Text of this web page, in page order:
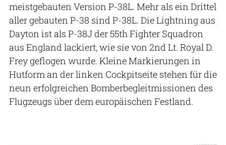
meistgebauten Version P-38L. Mehr als ein Drittel
aller gebauten P-38 sind P-38L. Die Lightning aus
Dayton ist als P-38J der 55th Fighter Squadron
aus England lackiert, wie sie von 2nd Lt. Royal D.
Frey geflogen wurde. Kleine Markierungen in
Hutform an der linken Cockpitseite stehen für die
neun erfolgreichen Bomberbegleitmissionen des
Flugzeugs über dem europäischen Festland.